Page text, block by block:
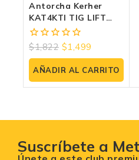
Antorcha Kerher
KAT4KTI TIG LIFT
Para Uso En
Kti200pro, Kti200hd
0
fuera
de
5
$1,822 $1,499
AÑADIR AL CARRITO
Suscríbete a